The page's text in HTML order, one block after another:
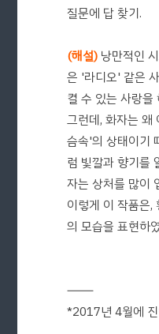
질문에 답 찾기.
(해설) 낭만적인
은 '라디오' 같은
켤 수 있는 사랑을
그런데, 화자는 왜
슴속'의 상태이기
럼 빛깔과 향기를
자는 상처를 많이
이렇게 이 작품은,
의 모습을 표현하
―――
*2017년 4월에